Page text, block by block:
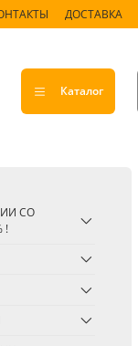
ДОСТАВКА
Каталог
СО
!